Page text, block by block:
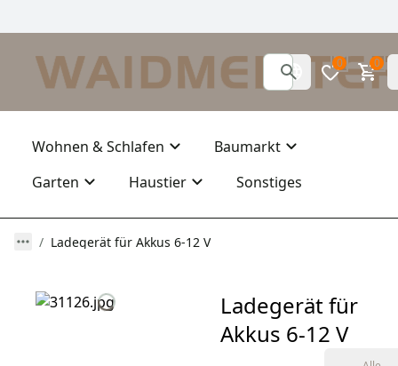
0 0
Wohnen & Schlafen
Baumarkt
Garten
Haustier Sonstiges
Ladegerät für Akkus 6-12 V
Ladegerät für
Akkus 6-12 V